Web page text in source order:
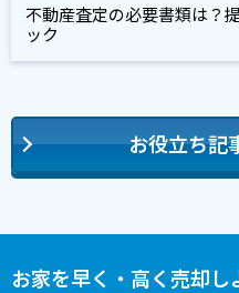
不動産査定の必要書類は？
ック
お役立ち記
お家を早く・高く売却し